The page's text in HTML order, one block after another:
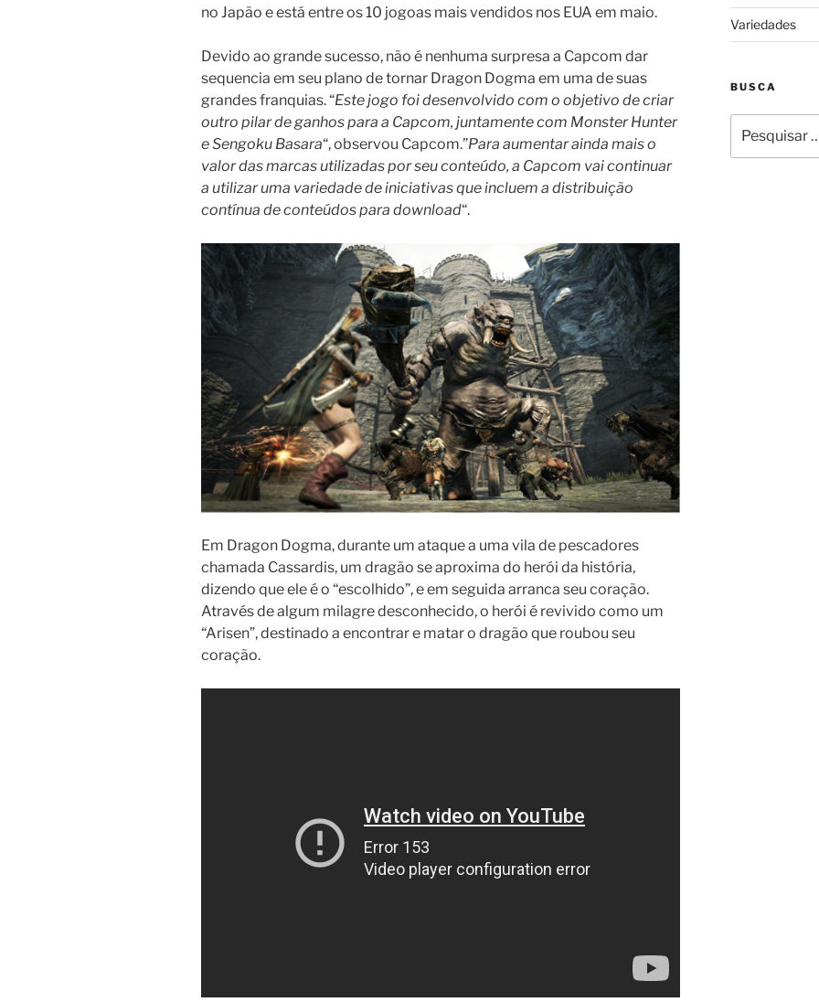
no Japão e está entre os 10 jogoas mais vendidos nos EUA em maio.
Devido ao grande sucesso, não é nenhuma surpresa a Capcom dar
sequencia em seu plano de tornar Dragon Dogma em uma de suas
grandes franquias. “Este jogo foi desenvolvido com o objetivo de criar
outro pilar de ganhos para a Capcom, juntamente com Monster Hunter
e Sengoku Basara“, observou Capcom.”Para aumentar ainda mais o
valor das marcas utilizadas por seu conteúdo, a Capcom vai continuar
a utilizar uma variedade de iniciativas que incluem a distribuição
contínua de conteúdos para download“.
Em Dragon Dogma, durante um ataque a uma vila de pescadores
chamada Cassardis, um dragão se aproxima do herói da história,
dizendo que ele é o “escolhido”, e em seguida arranca seu coração.
Através de algum milagre desconhecido, o herói é revivido como um
“Arisen”, destinado a encontrar e matar o dragão que roubou seu
coração.
Variedades
BUSCA
por: